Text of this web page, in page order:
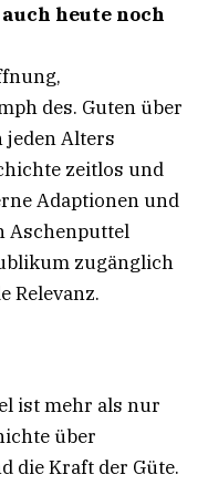
heute noch
des. Guten über
jeden Alters
zeitlos und
Adaptionen und
Aschenputtel
zugänglich
Relevanz.
ist mehr als nur
über
die Kraft der Güte.